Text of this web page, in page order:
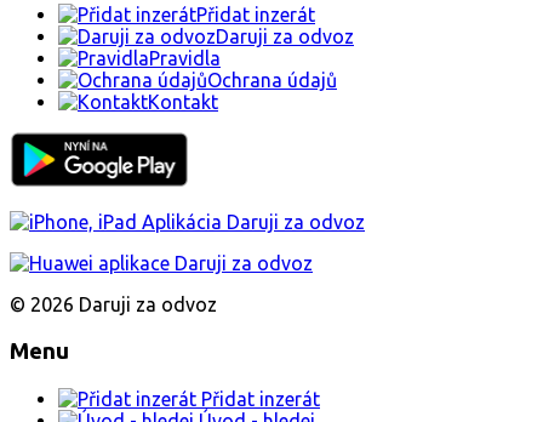
Přidat inzerát
Daruji za odvoz
Pravidla
Ochrana údajů
Kontakt
© 2026 Daruji za odvoz
Menu
Přidat inzerát